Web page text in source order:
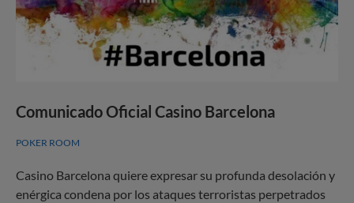
Comunicado Oficial Casino Barcelona
POKER ROOM
Casino Barcelona quiere expresar su profunda desolación y
enérgica condena por los ataques terroristas perpetrados